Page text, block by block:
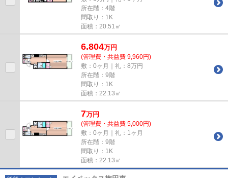
所在階：4階
間取り：1K
面積：20.51㎡
6.804万円
(管理費・共益費 9,960円)
敷：0ヶ月｜礼：8万円
所在階：9階
間取り：1K
面積：22.13㎡
7万円
(管理費・共益費 5,000円)
敷：0ヶ月｜礼：1ヶ月
所在階：9階
間取り：1K
面積：22.13㎡